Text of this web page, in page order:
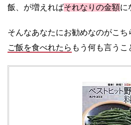
飯、が増えればそれなりの金額に
そんなあなたにお勧めなのがこち
ご飯を食べれたら もう何も言うこ